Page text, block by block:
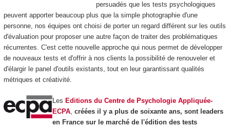
persuadés que les tests psychologiques
peuvent apporter beaucoup plus que la simple photographie d'une
personne, nos équipes ont choisi de porter un regard différent sur les outils
d'évaluation pour proposer une autre façon de traiter des problématiques
récurrentes. C'est cette nouvelle approche qui nous permet de développer
de nouveaux tests et d'offrir à nos clients la possibilité de renouveler et
d'élargir le panel d'outils existants, tout en leur garantissant qualités
métriques et créativité.
Les Editions du Centre de Psychologie Appliquée-
ECPA, créées il y a plus de soixante ans, sont leaders
en France sur le marché de l'édition des tests